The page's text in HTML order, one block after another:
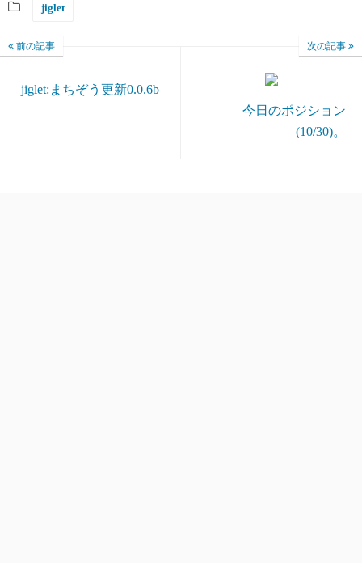
jiglet
前の記事
jiglet:まちぞう更新0.0.6b
次の記事
今日のポジション
(10/30)。